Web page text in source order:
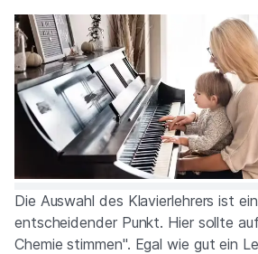
Die Auswahl des Klavierlehrers ist
entscheidender Punkt. Hier sollte
Chemie stimmen". Egal wie gut ein